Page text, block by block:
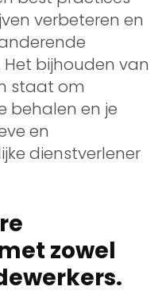
verbeteren en
bijhouden van
staat om
behalen en je
en
dienstverlener
zowel